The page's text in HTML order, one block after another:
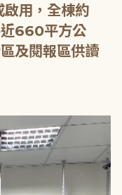
用，全棟約
660平方公
及閱報區供讀